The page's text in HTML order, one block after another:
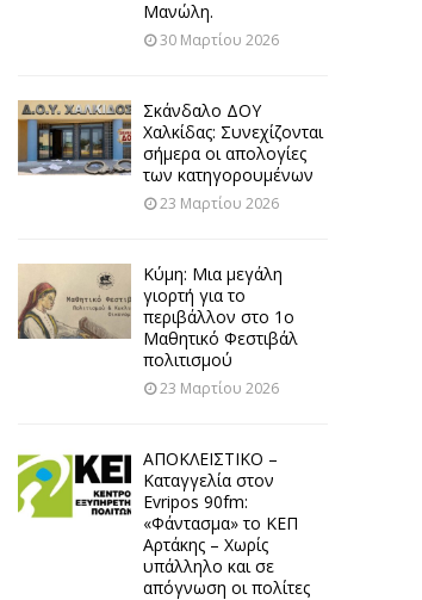
Μανώλη.
30 Μαρτίου 2026
Σκάνδαλο ΔΟΥ
Χαλκίδας: Συνεχίζονται
σήμερα οι απολογίες
των κατηγορουμένων
23 Μαρτίου 2026
Κύμη: Μια μεγάλη
γιορτή για το
περιβάλλον στο 1ο
Μαθητικό Φεστιβάλ
πολιτισμού
23 Μαρτίου 2026
ΑΠΟΚΛΕΙΣΤΙΚΟ –
Καταγγελία στον
Evripos 90fm:
«Φάντασμα» το ΚΕΠ
Αρτάκης – Χωρίς
υπάλληλο και σε
απόγνωση οι πολίτες